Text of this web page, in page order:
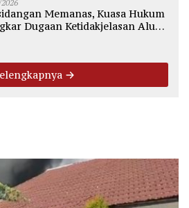
Memanas, Kuasa Hukum
Dugaan Ketidakjelasan Alur